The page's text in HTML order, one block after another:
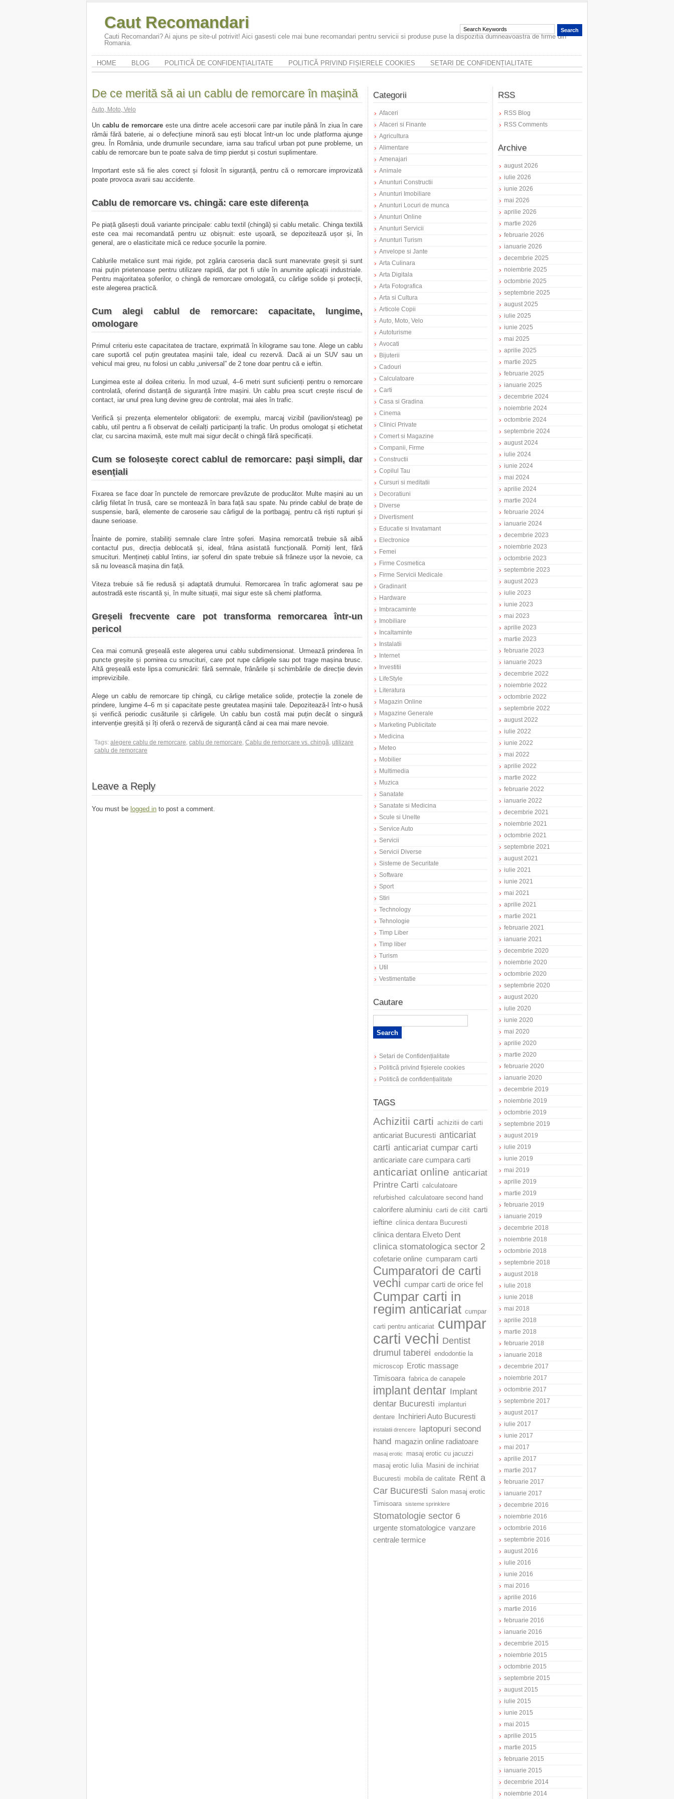
Caut Recomandari
Cauti Recomandari? Ai ajuns pe site-ul potrivit! Aici gasesti cele mai bune recomandari pentru servicii si produse puse la dispozitia dumneavoastra de firme din
Romania.
HOME BLOG POLITICĂ DE CONFIDENȚIALITATE POLITICĂ PRIVIND FIȘIERELE COOKIES SETARI DE CONFIDENȚIALITATE
De ce merită să ai un cablu de remorcare în mașină
Auto, Moto, Velo
Un cablu de remorcare este una dintre acele accesorii care par inutile până în ziua în care
rămâi fără baterie, ai o defecțiune minoră sau ești blocat într-un loc unde platforma ajunge
greu. În România, unde drumurile secundare, iarna sau traficul urban pot pune probleme, un
cablu de remorcare bun te poate salva de timp pierdut și costuri suplimentare.
Important este să fie ales corect și folosit în siguranță, pentru că o remorcare improvizată
poate provoca avarii sau accidente.
Cablu de remorcare vs. chingă: care este diferența
Pe piață găsești două variante principale: cablu textil (chingă) și cablu metalic. Chinga textilă
este cea mai recomandată pentru uz obișnuit: este ușoară, se depozitează ușor și, în
general, are o elasticitate mică ce reduce șocurile la pornire.
Cablurile metalice sunt mai rigide, pot zgâria caroseria dacă sunt manevrate greșit și sunt
mai puțin prietenoase pentru utilizare rapidă, dar pot fi utile în anumite aplicații industriale.
Pentru majoritatea șoferilor, o chingă de remorcare omologată, cu cârlige solide și protecții,
este alegerea practică.
Cum alegi cablul de remorcare: capacitate, lungime,
omologare
Primul criteriu este capacitatea de tractare, exprimată în kilograme sau tone. Alege un cablu
care suportă cel puțin greutatea mașinii tale, ideal cu rezervă. Dacă ai un SUV sau un
vehicul mai greu, nu folosi un cablu „universal” de 2 tone doar pentru că e ieftin.
Lungimea este al doilea criteriu. În mod uzual, 4–6 metri sunt suficienți pentru o remorcare
controlată, oferind distanță de siguranță între mașini. Un cablu prea scurt crește riscul de
contact, iar unul prea lung devine greu de controlat, mai ales în trafic.
Verifică și prezența elementelor obligatorii: de exemplu, marcaj vizibil (pavilion/steag) pe
cablu, util pentru a fi observat de ceilalți participanți la trafic. Un produs omologat și etichetat
clar, cu sarcina maximă, este mult mai sigur decât o chingă fără specificații.
Cum se folosește corect cablul de remorcare: pași simpli, dar
esențiali
Fixarea se face doar în punctele de remorcare prevăzute de producător. Multe mașini au un
cârlig filetat în trusă, care se montează în bara față sau spate. Nu prinde cablul de brațe de
suspensie, bară, elemente de caroserie sau cârligul de la portbagaj, pentru că riști rupturi și
daune serioase.
Înainte de pornire, stabiliți semnale clare între șoferi. Mașina remorcată trebuie să aibă
contactul pus, direcția deblocată și, ideal, frâna asistată funcțională. Porniți lent, fără
smucituri. Mențineți cablul întins, iar șoferul din spate trebuie să frâneze ușor la nevoie, ca
să nu lovească mașina din față.
Viteza trebuie să fie redusă și adaptată drumului. Remorcarea în trafic aglomerat sau pe
autostradă este riscantă și, în multe situații, mai sigur este să chemi platforma.
Greșeli frecvente care pot transforma remorcarea într-un
pericol
Cea mai comună greșeală este alegerea unui cablu subdimensionat. Urmează prinderea în
puncte greșite și pornirea cu smucituri, care pot rupe cârligele sau pot trage mașina brusc.
Altă greșeală este lipsa comunicării: fără semnale, frânările și schimbările de direcție devin
imprevizibile.
Alege un cablu de remorcare tip chingă, cu cârlige metalice solide, protecție la zonele de
prindere, lungime 4–6 m și capacitate peste greutatea mașinii tale. Depozitează-l într-o husă
și verifică periodic cusăturile și cârligele. Un cablu bun costă mai puțin decât o singură
intervenție greșită și îți oferă o rezervă de siguranță când ai cea mai mare nevoie.
Tags: alegere cablu de remorcare, cablu de remorcare, Cablu de remorcare vs. chingă, utilizare
cablu de remorcare
Leave a Reply
You must be logged in to post a comment.
Categorii
Afaceri
Afaceri si Finante
Agricultura
Alimentare
Amenajari
Animale
Anunturi Constructii
Anunturi Imobiliare
Anunturi Locuri de munca
Anunturi Online
Anunturi Servicii
Anunturi Turism
Anvelope si Jante
Arta Culinara
Arta Digitala
Arta Fotografica
Arta si Cultura
Articole Copii
Auto, Moto, Velo
Autoturisme
Avocati
Bijuterii
Cadouri
Calculatoare
Carti
Casa si Gradina
Cinema
Clinici Private
Comert si Magazine
Companii, Firme
Constructii
Copilul Tau
Cursuri si meditatii
Decoratiuni
Diverse
Divertisment
Educatie si Invatamant
Electronice
Femei
Firme Cosmetica
Firme Servicii Medicale
Gradinarit
Hardware
Imbracaminte
Imobiliare
Incaltaminte
Instalatii
Internet
Investitii
LifeStyle
Literatura
Magazin Online
Magazine Generale
Marketing Publicitate
Medicina
Meteo
Mobilier
Multimedia
Muzica
Sanatate
Sanatate si Medicina
Scule si Unelte
Service Auto
Servicii
Servicii Diverse
Sisteme de Securitate
Software
Sport
Stiri
Technology
Tehnologie
Timp Liber
Timp liber
Turism
Util
Vestimentatie
Cautare
Setari de Confidențialitate
Politică privind fișierele cookies
Politică de confidențialitate
TAGS
Achizitii carti achizitii de carti
anticariat Bucuresti anticariat
carti anticariat cumpar carti
anticariate care cumpara carti
anticariat online anticariat
Printre Carti calculatoare
refurbished calculatoare second hand
calorifere aluminiu carti de citit carti
ieftine clinica dentara Bucuresti
clinica dentara Elveto Dent
clinica stomatologica sector 2
cofetarie online cumparam carti
Cumparatori de carti
vechi cumpar carti de orice fel
Cumpar carti in
regim anticariat cumpar
carti pentru anticariat cumpar
carti vechi Dentist
drumul taberei endodontie la
microscop
Erotic massage
Timisoara fabrica de canapele
implant dentar Implant
dentar Bucuresti
implanturi
dentare
Inchirieri Auto Bucuresti
instalatii drencere
laptopuri second
hand magazin online radiatoare
masaj erotic
masaj erotic cu jacuzzi
masaj erotic Iulia
Masini de inchiriat
Bucuresti
mobila de calitate Rent a
Car Bucuresti
Salon masaj erotic
Timisoara sisteme sprinklere
Stomatologie sector 6
urgente stomatologice vanzare
centrale termice
RSS
RSS Blog
RSS Comments
Archive
august 2026
iulie 2026
iunie 2026
mai 2026
aprilie 2026
martie 2026
februarie 2026
ianuarie 2026
decembrie 2025
noiembrie 2025
octombrie 2025
septembrie 2025
august 2025
iulie 2025
iunie 2025
mai 2025
aprilie 2025
martie 2025
februarie 2025
ianuarie 2025
decembrie 2024
noiembrie 2024
octombrie 2024
septembrie 2024
august 2024
iulie 2024
iunie 2024
mai 2024
aprilie 2024
martie 2024
februarie 2024
ianuarie 2024
decembrie 2023
noiembrie 2023
octombrie 2023
septembrie 2023
august 2023
iulie 2023
iunie 2023
mai 2023
aprilie 2023
martie 2023
februarie 2023
ianuarie 2023
decembrie 2022
noiembrie 2022
octombrie 2022
septembrie 2022
august 2022
iulie 2022
iunie 2022
mai 2022
aprilie 2022
martie 2022
februarie 2022
ianuarie 2022
decembrie 2021
noiembrie 2021
octombrie 2021
septembrie 2021
august 2021
iulie 2021
iunie 2021
mai 2021
aprilie 2021
martie 2021
februarie 2021
ianuarie 2021
decembrie 2020
noiembrie 2020
octombrie 2020
septembrie 2020
august 2020
iulie 2020
iunie 2020
mai 2020
aprilie 2020
martie 2020
februarie 2020
ianuarie 2020
decembrie 2019
noiembrie 2019
octombrie 2019
septembrie 2019
august 2019
iulie 2019
iunie 2019
mai 2019
aprilie 2019
martie 2019
februarie 2019
ianuarie 2019
decembrie 2018
noiembrie 2018
octombrie 2018
septembrie 2018
august 2018
iulie 2018
iunie 2018
mai 2018
aprilie 2018
martie 2018
februarie 2018
ianuarie 2018
decembrie 2017
noiembrie 2017
octombrie 2017
septembrie 2017
august 2017
iulie 2017
iunie 2017
mai 2017
aprilie 2017
martie 2017
februarie 2017
ianuarie 2017
decembrie 2016
noiembrie 2016
octombrie 2016
septembrie 2016
august 2016
iulie 2016
iunie 2016
mai 2016
aprilie 2016
martie 2016
februarie 2016
ianuarie 2016
decembrie 2015
noiembrie 2015
octombrie 2015
septembrie 2015
august 2015
iulie 2015
iunie 2015
mai 2015
aprilie 2015
martie 2015
februarie 2015
ianuarie 2015
decembrie 2014
noiembrie 2014